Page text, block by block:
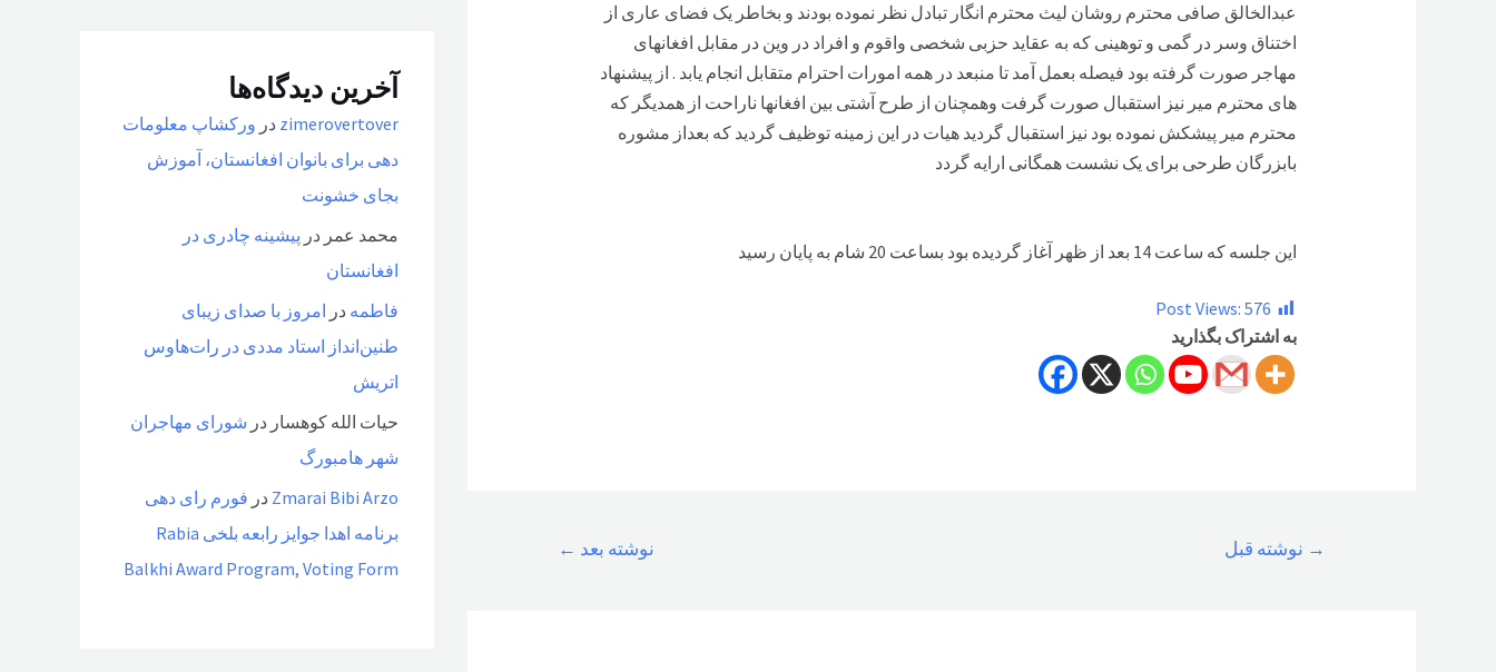
عبدالخالق صافی محترم روشان لیث محترم انگار تبادل نظر نموده بودند و بخاطر یک فضای عاری از
اختناق وسر در گمی و توهینی که به عقاید حزبی شخصی واقوم و افراد در وین در مقابل افغانهای
مهاجر صورت گرفته بود فیصله بعمل آمد تا منبعد در همه امورات احترام متقابل انجام یابد . از پیشنهاد
های محترم میر نیز استقبال صورت گرفت وهمچنان از طرح آشتی بین افغانها ناراحت از همدیگر که
محترم میر پیشکش نموده بود نیز استقبال گردید هیات در این زمینه توظیف گردید که بعداز مشوره
بابزرگان طرحی برای یک نشست همگانی ارایه گردد
این جلسه که ساعت 14 بعد از ظهر آغاز گردیده بود بساعت 20 شام به پایان رسید
Post Views: 576
به اشتراک بگذارید
→ نوشته قبل نوشته بعد ←
آخرین دیدگاه‌ها
zimerovertover در ورکشاپ معلومات
دهی برای بانوان افغانستان، آموزش
بجای خشونت
محمد عمر در پیشینه چادری در
افغانستان
فاطمه در امروز با صدای زیبای
طنین‌انداز استاد مددی در رات‌هاوس
اتریش
حیات الله کوهسار در شورای مهاجران
شهر هامبورگ
Zmarai Bibi Arzo در فورم رای دهی
برنامه اهدا جوایز رابعه بلخی Rabia
Balkhi Award Program, Voting Form